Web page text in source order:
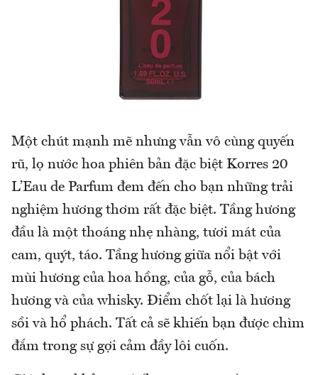
Một chút mạnh mẽ nhưng vẫn vô cùng quyến
rũ, lọ nước hoa phiên bản đặc biệt Korres 20
L’Eau de Parfum đem đến cho bạn những trải
nghiệm hương thơm rất đặc biệt. Tầng hương
đầu là một thoáng nhẹ nhàng, tươi mát của
cam, quýt, táo. Tầng hương giữa nổi bật với
mùi hương của hoa hồng, của gỗ, của bách
hương và của whisky. Điểm chốt lại là hương
sồi và hổ phách. Tất cả sẽ khiến bạn được chìm
đắm trong sự gợi cảm đầy lôi cuốn.